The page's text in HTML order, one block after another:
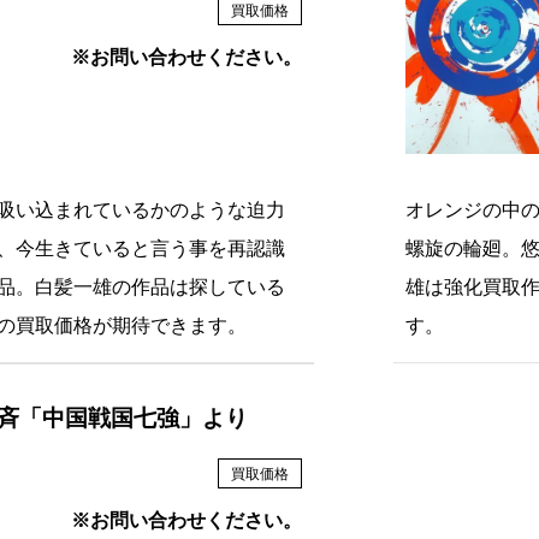
買取価格
※お問い合わせください。
い込まれているかのような迫力
今生きていると言う事を再認識
。白髪一雄の作品は探している
買取価格が期待できます。
オレンジの中
螺旋の輪廻。
雄は強化買取
す。
「中国戦国七強」より
買取価格
※お問い合わせください。